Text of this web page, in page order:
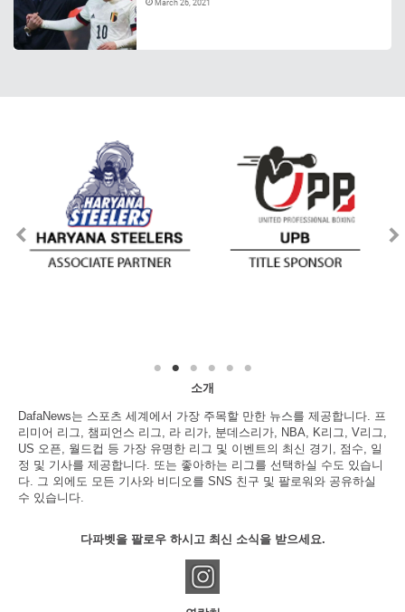
March 26, 2021
소개
DafaNews는 스포츠 세계에서 가장 주목할 만한 뉴스를 제공합니다. 프
리미어 리그, 챔피언스 리그, 라 리가, 분데스리가, NBA, K리그, V리그,
US 오픈, 월드컵 등 가장 유명한 리그 및 이벤트의 최신 경기, 점수, 일
정 및 기사를 제공합니다. 또는 좋아하는 리그를 선택하실 수도 있습니
다. 그 외에도 모든 기사와 비디오를 SNS 친구 및 팔로워와 공유하실
수 있습니다.
다파벳을 팔로우 하시고 최신 소식을 받으세요.